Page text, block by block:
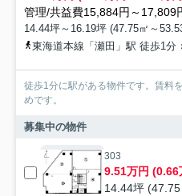
管理/共益費15,884円～17,809
14.44坪～16.19坪 (47.75㎡～
東海道本線「瀬田」駅 徒歩1分
徒歩1分に駅がある物件です。賃料
めです。
募集中の物件
303
9.51万円 (0.66
14.44坪 (47.75